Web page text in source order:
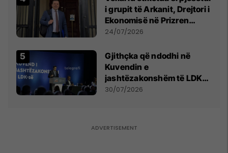
i grupit të Arkanit, Drejtori i
Ekonomisë në Prizren
mohon pretendimet
24/07/2026
Gjithçka që ndodhi në
Kuvendin e
jashtëzakonshëm të LDK-
së
30/07/2026